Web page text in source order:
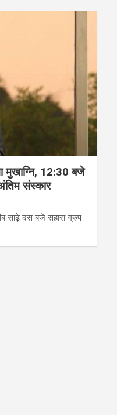
मुखाग्नि, 12:30 बजे
संस्कार
साढ़े दस बजे सहारा ग्रुप